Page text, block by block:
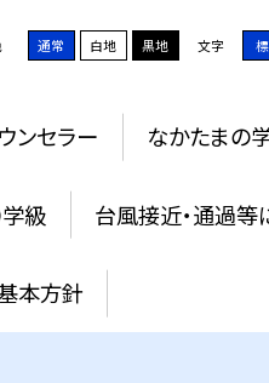
通常 白地 黒地 文字
ンセラー なかたまの
級 台風接近・通過等
本方針